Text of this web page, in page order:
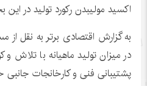
اکسید مولیبدن رکورد تولید در
به گزارش اقتصادی برتر به نقل
در میزان تولید ماهیانه با تلاش
پشتیبانی فنی و کارخانجات